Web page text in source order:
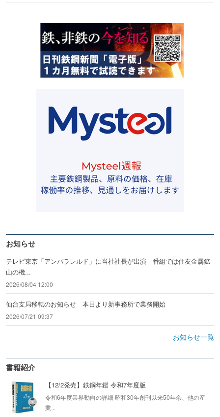
お知らせ
テレビ東京「アンパラレルド」に当社社長が出演 番組では住友金属鉱
山の機...
2026/08/04 12:00
仙台支局移転のお知らせ 本日より新事務所で業務開始
2026/07/21 09:37
お知らせ一覧
書籍紹介
【12/2発売】鉄鋼年鑑 令和7年度版
令和6年度業界動向の詳細 昭和30年創刊以来50年余、他の産
業...